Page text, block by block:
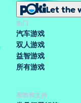
Let the
热门
汽车游戏
双人游戏
益智游戏
所有游戏
帮助和支持